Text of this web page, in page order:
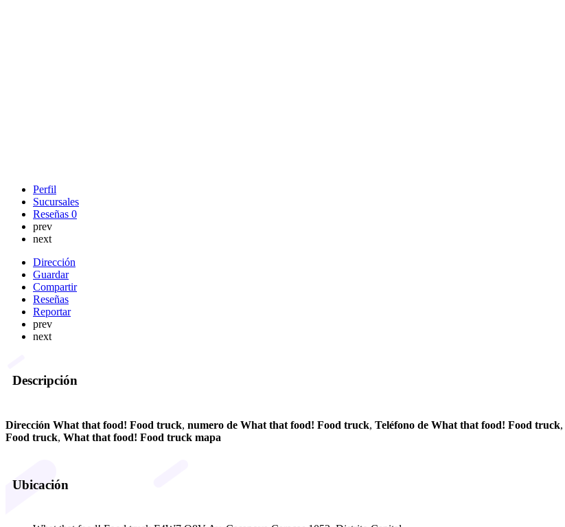
Perfil
Sucursales
Reseñas 0
prev
next
Dirección
Guardar
Compartir
Reseñas
Reportar
prev
next
Descripción
Dirección What that food! Food truck, numero de What that food! Food truck, Teléfono de What that food! Food truck,
Food truck, What that food! Food truck mapa
Ubicación